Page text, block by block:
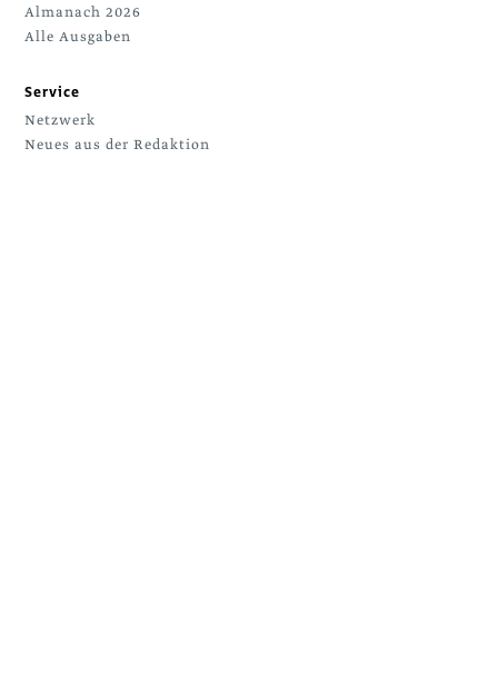
Almanach 2026
Alle Ausgaben
Service
Netzwerk
Neues aus der Redaktion